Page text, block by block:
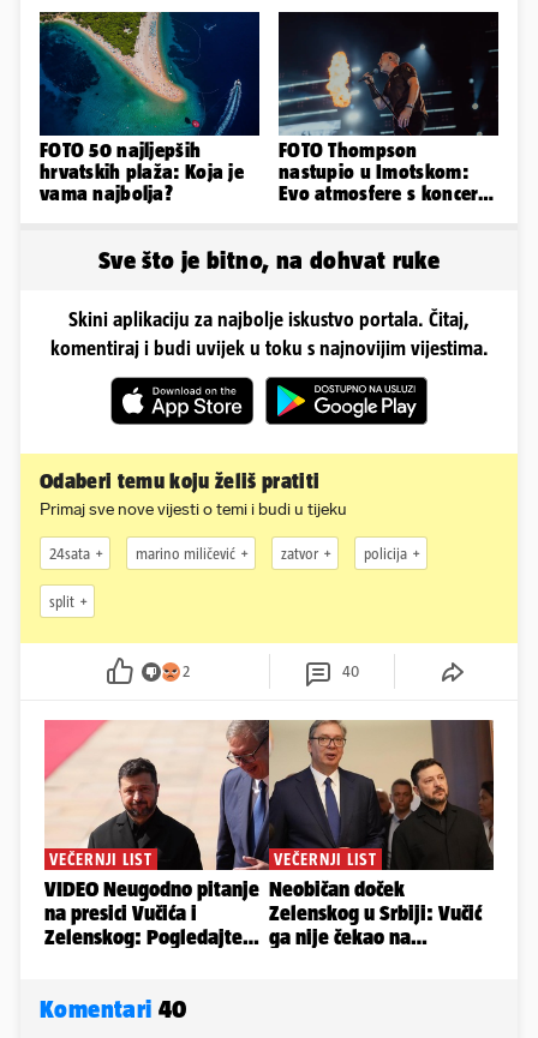
FOTO 50 najljepših
hrvatskih plaža: Koja je
vama najbolja?
FOTO Thompson
nastupio u Imotskom:
Evo atmosfere s koncerta
Sve što je bitno, na dohvat ruke
Skini aplikaciju za najbolje iskustvo portala. Čitaj,
komentiraj i budi uvijek u toku s najnovijim vijestima.
Odaberi temu koju želiš pratiti
Primaj sve nove vijesti o temi i budi u tijeku
24sata marino miličević zatvor policija
split
2 40
Komentari 40